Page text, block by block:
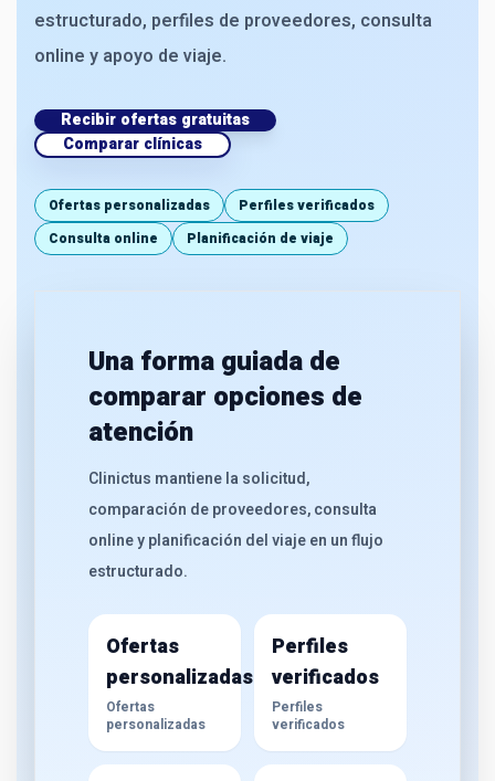
estructurado, perfiles de proveedores, consulta
online y apoyo de viaje.
Recibir ofertas gratuitas
Comparar clínicas
Ofertas personalizadas
Perfiles verificados
Consulta online
Planificación de viaje
Una forma guiada de
comparar opciones de
atención
Clinictus mantiene la solicitud,
comparación de proveedores, consulta
online y planificación del viaje en un flujo
estructurado.
Ofertas
personalizadas
Ofertas
personalizadas
Perfiles
verificados
Perfiles
verificados